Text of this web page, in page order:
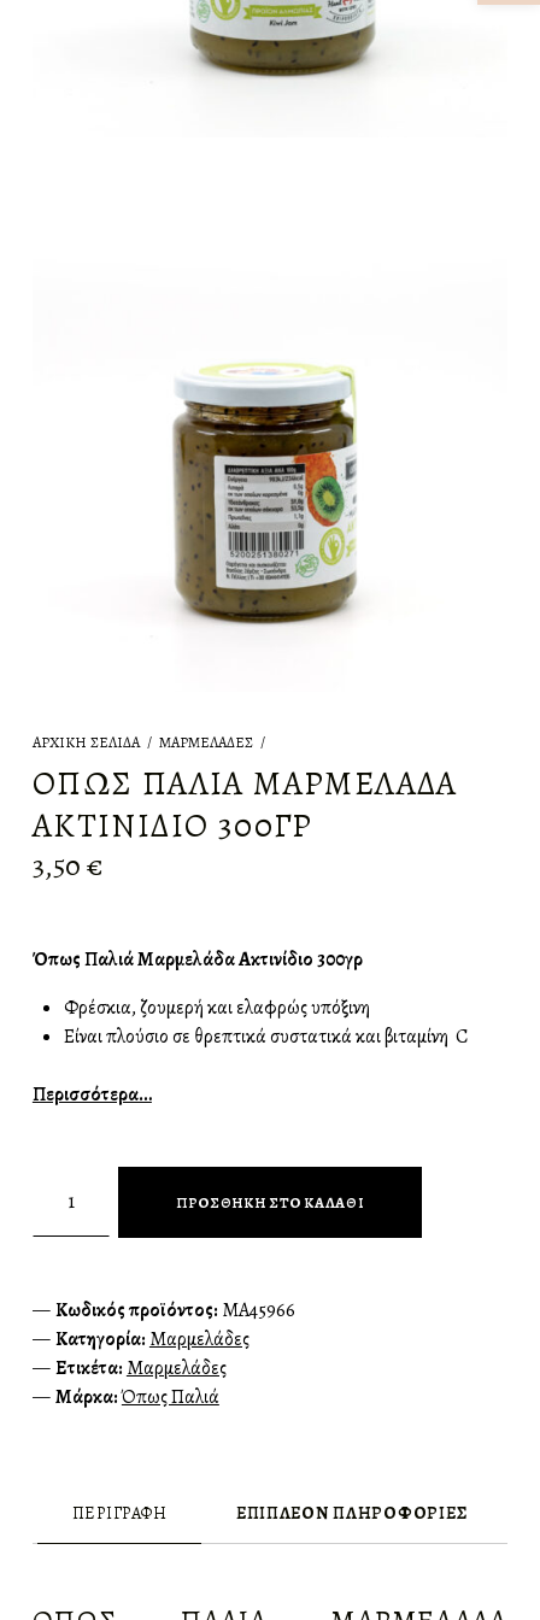
ΑΡΧΙΚΉ ΣΕΛΊΔΑ / ΜΑΡΜΕΛΆΔΕΣ /
ΌΠΩΣ ΠΑΛΙΆ ΜΑΡΜΕΛΆΔΑ
ΑΚΤΙΝΊΔΙΟ 300ΓΡ
3,50€
Όπως Παλιά Μαρμελάδα Ακτινίδιο 300γρ
Φρέσκια, ζουμερή και ελαφρώς υπόξινη
Είναι πλούσιο σε θρεπτικά συστατικά και βιταμίνη C
Περισσότερα…
ΠΡΟΣΘΉΚΗ ΣΤΟ ΚΑΛΆΘΙ
Κωδικός προϊόντος: MA45966
Κατηγορία: Μαρμελάδες
Ετικέτα: Μαρμελάδες
Μάρκα:Όπως Παλιά
ΠΕΡΙΓΡΑΦΉ ΕΠΙΠΛΈΟΝ ΠΛΗΡΟΦΟΡΊΕΣ